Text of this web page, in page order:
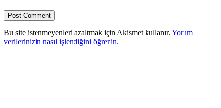
Bu site istenmeyenleri azaltmak için Akismet kullanır. Yorum
verilerinizin nasıl işlendiğini öğrenin.